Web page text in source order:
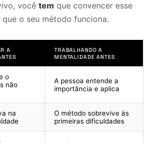
você tem que convencer esse
o seu método funciona.
A
TRABALHANDO A
MENTALIDADE ANTES
o
não
A pessoa entende a
importância e aplica
na
O método sobrevive às
primeiras dificuldades